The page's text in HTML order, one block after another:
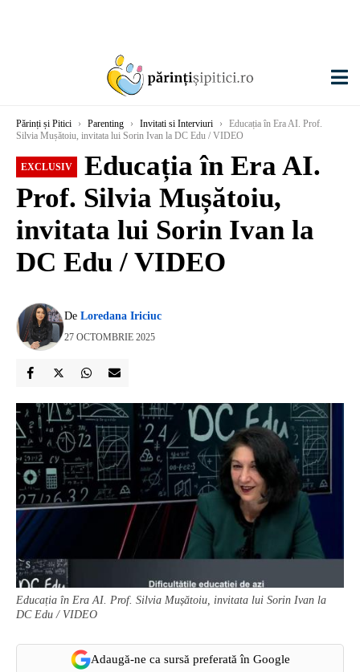
Părinți și Pitici › Parenting › Invitati si Interviuri ›
Educația în Era AI. Prof.
Silvia Mușătoiu, invitata lui Sorin Ivan la DC Edu / VIDEO
EXCLUSIV
Educația în Era AI.
Prof. Silvia Mușătoiu,
invitata lui Sorin Ivan la
DC Edu / VIDEO
De Loredana Iriciuc
27 OCTOMBRIE 2025
Educația în Era AI. Prof. Silvia Mușătoiu, invitata lui Sorin Ivan la
DC Edu / VIDEO
Adaugă-ne ca sursă preferată în Google